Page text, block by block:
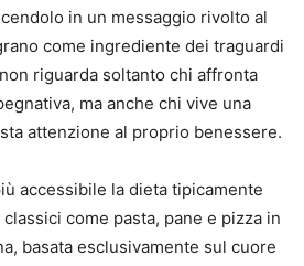
in un messaggio rivolto al
come ingrediente dei traguardi
riguarda soltanto chi affronta
ma anche chi vive una
attenzione al proprio benessere.
accessibile la dieta tipicamente
come pasta, pane e pizza in
basata esclusivamente sul cuore